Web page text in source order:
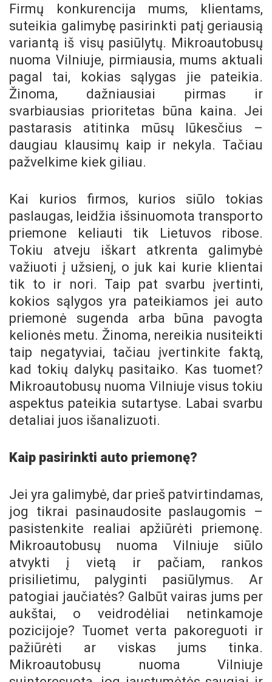
Firmų konkurencija mums, klientams,
suteikia galimybę pasirinkti patį geriausią
variantą iš visų pasiūlytų. Mikroautobusų
nuoma Vilniuje, pirmiausia, mums aktuali
pagal tai, kokias sąlygas jie pateikia.
Žinoma, dažniausiai pirmas ir
svarbiausias prioritetas būna kaina. Jei
pastarasis atitinka mūsų lūkesčius –
daugiau klausimų kaip ir nekyla. Tačiau
pažvelkime kiek giliau.
Kai kurios firmos, kurios siūlo tokias
paslaugas, leidžia išsinuomota transporto
priemone keliauti tik Lietuvos ribose.
Tokiu atveju iškart atkrenta galimybė
važiuoti į užsienį, o juk kai kurie klientai
tik to ir nori. Taip pat svarbu įvertinti,
kokios sąlygos yra pateikiamos jei auto
priemonė sugenda arba būna pavogta
kelionės metu. Žinoma, nereikia nusiteikti
taip negatyviai, tačiau įvertinkite faktą,
kad tokių dalykų pasitaiko. Kas tuomet?
Mikroautobusų nuoma Vilniuje visus tokiu
aspektus pateikia sutartyse. Labai svarbu
detaliai juos išanalizuoti.
Kaip pasirinkti auto priemonę?
Jei yra galimybė, dar prieš patvirtindamas,
jog tikrai pasinaudosite paslaugomis –
pasistenkite realiai apžiūrėti priemonę.
Mikroautobusų nuoma Vilniuje siūlo
atvykti į vietą ir pačiam, rankos
prisilietimu, palyginti pasiūlymus. Ar
patogiai jaučiatės? Galbūt vairas jums per
aukštai, o veidrodėliai netinkamoje
pozicijoje? Tuomet verta pakoreguoti ir
pažiūrėti ar viskas jums tinka.
Mikroautobusų nuoma Vilniuje